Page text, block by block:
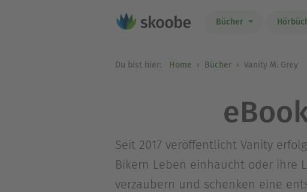
Bücher
Du bist hier: Home Bücher Vanity M. Grey
Seit 2017 veröffentlicht Vanity
Bikern Leben einhaucht oder ihre
verzaubern und schenken eine